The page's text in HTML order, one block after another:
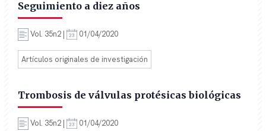
Seguimiento a diez años
Vol. 35n2 | 01/04/2020
Artículos originales de investigación
Trombosis de válvulas protésicas biológicas
Vol. 35n2 | 01/04/2020